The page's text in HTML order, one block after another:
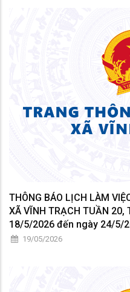
THÔNG BÁO LỊCH LÀM
XÃ VĨNH TRẠCH TUẦN
18/5/2026 đến ngày 24/5/
19/05/2026